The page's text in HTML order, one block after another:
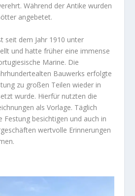
Während der Antike wurden
angebetet.
seit dem Jahr 1910 unter
und hatte früher eine immense
Marine. Die
Bauwerks erfolgte
zu großen Teilen wieder in
wurde. Hierfür nutzten die
als Vorlage. Täglich
Festung besichtigen und auch in
wertvolle Erinnerungen